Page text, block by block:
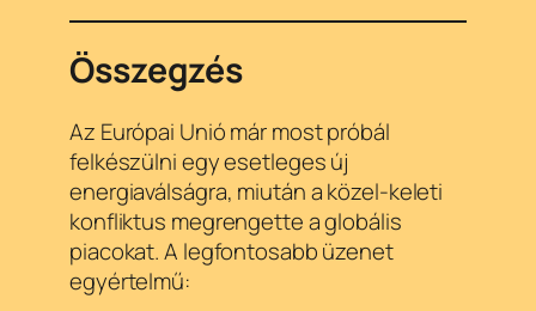
Összegzés
Az Európai Unió már most próbál
felkészülni egy esetleges új
energiaválságra, miután a közel-keleti
konfliktus megrengette a globális
piacokat. A legfontosabb üzenet
egyértelmű: